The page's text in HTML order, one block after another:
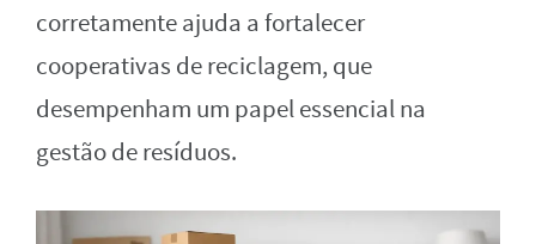
corretamente ajuda a fortalecer
cooperativas de reciclagem, que
desempenham um papel essencial na
gestão de resíduos.